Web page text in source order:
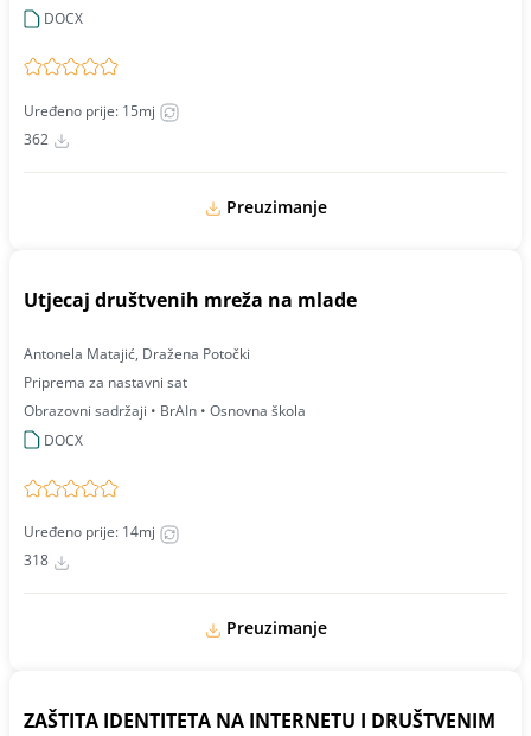
DOCX
Uređeno prije: 15mj
362
Preuzimanje
Utjecaj društvenih mreža na mlade
Antonela Matajić, Dražena Potočki
Priprema za nastavni sat
Obrazovni sadržaji • BrAIn • Osnovna škola
DOCX
Uređeno prije: 14mj
318
Preuzimanje
ZAŠTITA IDENTITETA NA INTERNETU I DRUŠTVENIM